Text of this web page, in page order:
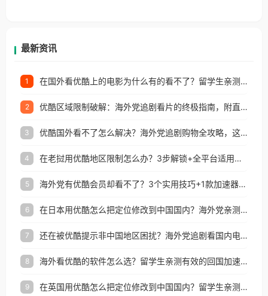
最新资讯
1 在国外看优酷上的电影为什么有的看不了？留学生亲测有效的回国加速方案
2 优酷区域限制破解：海外党追剧看片的终极指南，附直播欧冠+1905电影网解决方案
3 优酷国外看不了怎么解决？海外党追剧购物全攻略，这招亲测有效！
4 在老挝用优酷地区限制怎么办？3步解锁+全平台适用的回国加速器指南
5 海外党有优酷会员却看不了？3个实用技巧+1款加速器解决追剧&金融APP难题
6 在日本用优酷怎么把定位修改到中国国内？海外党亲测有效的回国加速指南
7 还在被优酷提示非中国地区困扰？海外党追剧看国内电影的正确打开方式
8 海外看优酷的软件怎么选？留学生亲测有效的回国加速方案
9 在英国用优酷怎么把定位修改到中国国内？留学生亲测有效的回国加速方案